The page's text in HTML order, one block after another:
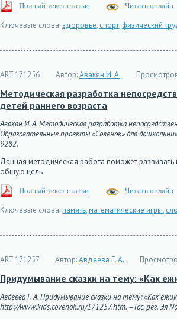
Полный текст статьи Читать онлайн
Ключевые слова:здоровье, спорт, физический
ART 171256 Автор:Авакян И. А.
Методическая разработка
детей раннего возраста
Авакян И. А. Методическая разработка
Образовательные проекты «Совёнок» для
9282.
Данная методическая работа поможет развивать
общую цель
Полный текст статьи Читать онлайн
Ключевые слова:память,математические игры,
ART 171257 Автор:Авдеева Г. А.
Придумывание сказки на тему: «Как
Авдеева Г. А. Придумывание сказки на тему: «Как
http://www.kids.covenok.ru/171257.htm. – Гос. рег. Эл